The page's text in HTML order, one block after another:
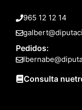
965 12 12 14
Pedidos:
Consulta